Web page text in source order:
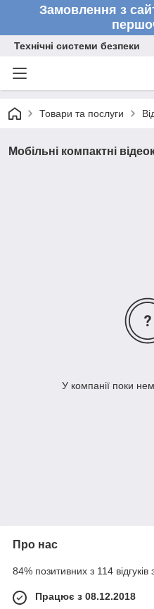
Замовлення з
Технічні системи безпеки
Товари та послуги
Мобільні компактні
У компанії поки
Про нас
84% позитивних з 114 відгуків
Працює з 08.12.2018